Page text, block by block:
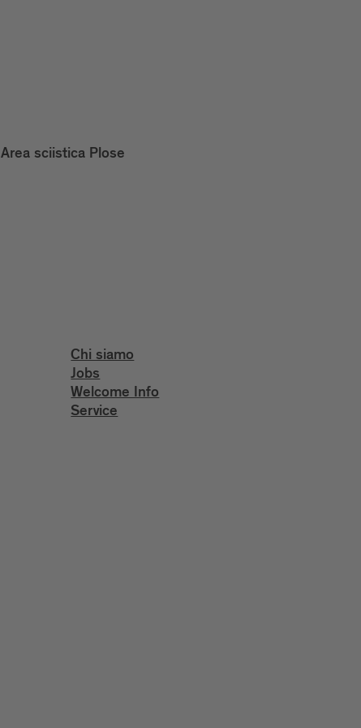
Area sciistica Plose
Chi siamo
Jobs
Welcome Info
Service